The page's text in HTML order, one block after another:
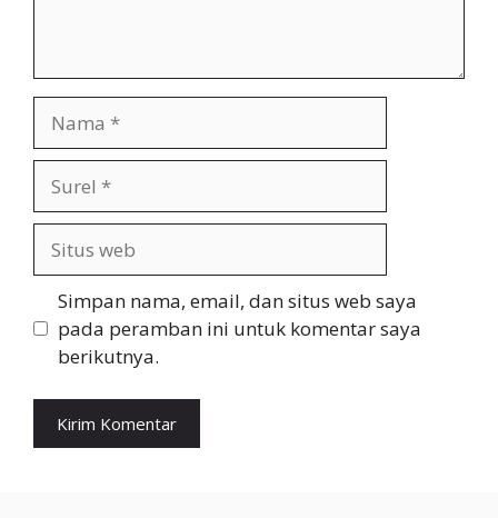
web
Simpan nama, email, dan situs web saya
pada peramban ini untuk komentar saya
berikutnya.